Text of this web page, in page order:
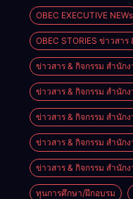
หนุนสร้าง
คุณภาพพร้
กลับมาพั
ประเทศ
2026
Thailand
on
Research
(ThaiCER)
2026
OBEC EXECUTIVE NEWs
OBEC STORIES ข่าวสาร
ข่าวสาร & กิจกรรม สำนัก
ข่าวสาร & กิจกรรม สำนัก
ข่าวสาร & กิจกรรม สำนัก
ข่าวสาร & กิจกรรม สำนัก
ข่าวสาร & กิจกรรม สำนัก
ทุนการศึกษา/ฝึกอบรม